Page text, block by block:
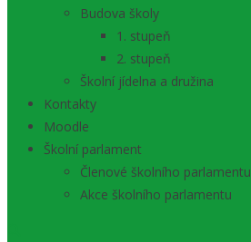
Budova školy
1. stupeň
2. stupeň
Školní jídelna a družina
Kontakty
Moodle
Školní parlament
Členové školního parlamentu
Akce školního parlamentu